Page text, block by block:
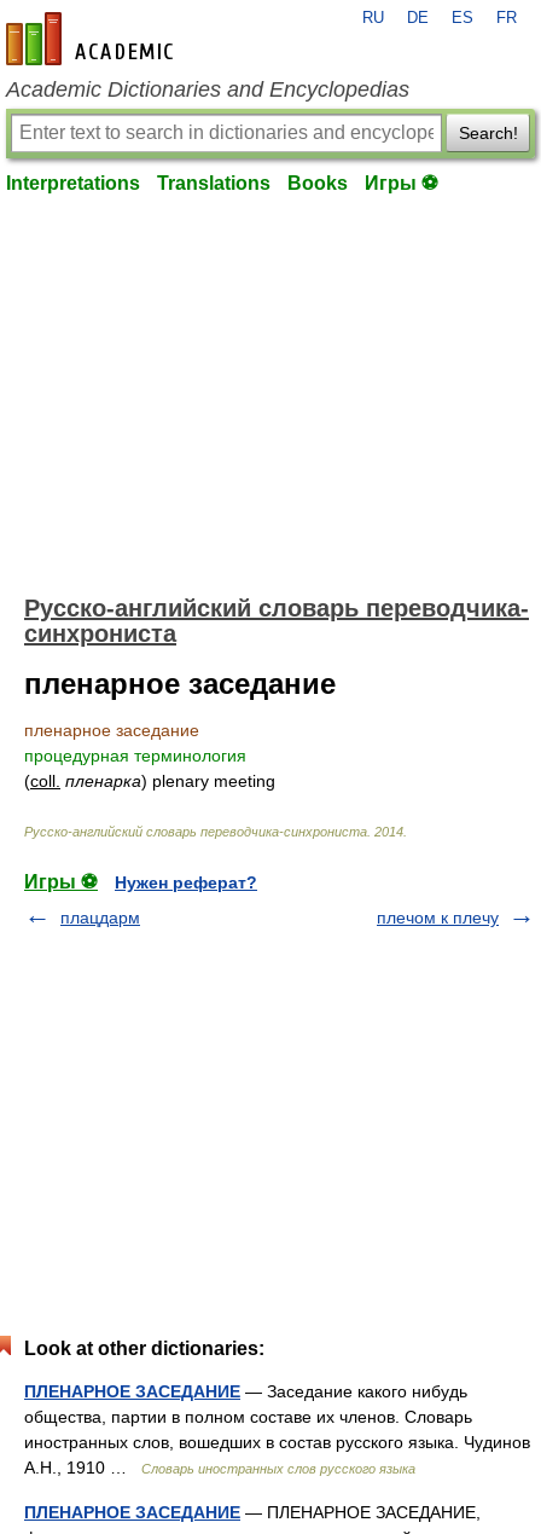
en-academic.com
RU DE ES FR
Academic Dictionaries and Encyclopedias
Search!
Interpretations Translations Books Игры ⚽
Русско-английский словарь переводчика-
синхрониста
пленарное заседание
пленарное заседание
процедурная терминология
(coll. пленарка) plenary meeting
Русско-английский словарь переводчика-синхрониста 2014
Игры ⚽
Нужен реферат?
плацдарм
плечом к плечу
Look at other dictionaries:
ПЛЕНАРНОЕ ЗАСЕДАНИЕ — Заседание какого нибудь
общества, партии в полном составе их членов. Словарь
иностранных слов, вошедших в состав русского языка. Чудинов
А.Н., 1910 …
Словарь иностранных слов русского языка
ПЛЕНАРНОЕ ЗАСЕДАНИЕ — ПЛЕНАРНОЕ ЗАСЕДАНИЕ,